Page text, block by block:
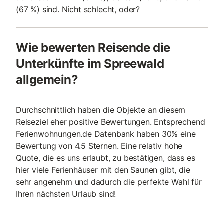
(67 %) sind. Nicht schlecht, oder?
Wie bewerten Reisende die
Unterkünfte im Spreewald
allgemein?
Durchschnittlich haben die Objekte an diesem
Reiseziel eher positive Bewertungen. Entsprechend
Ferienwohnungen.de Datenbank haben 30% eine
Bewertung von 4.5 Sternen. Eine relativ hohe
Quote, die es uns erlaubt, zu bestätigen, dass es
hier viele Ferienhäuser mit den Saunen gibt, die
sehr angenehm und dadurch die perfekte Wahl für
Ihren nächsten Urlaub sind!